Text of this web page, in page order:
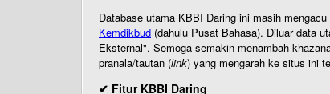
Database utama KBBI Daring ini masih
Kemdikbud (dahulu Pusat Bahasa). Diluar data
Eksternal". Semoga semakin menambah
pranala/tautan (link) yang mengarah ke situs ini
✔ Fitur KBBI Daring